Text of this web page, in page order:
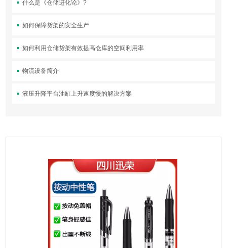
什么是《仓储进化论》?
如何保障货架的安全生产
如何利用仓储货架有效提高仓库的空间利用率
物流设备简介
液压升降平台油缸上升速度慢的解决方案